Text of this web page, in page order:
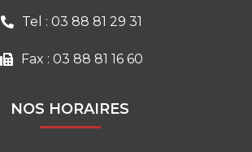
Tel : 03 88 81 29 31
Fax : 03 88 81 16 60
NOS HORAIRES